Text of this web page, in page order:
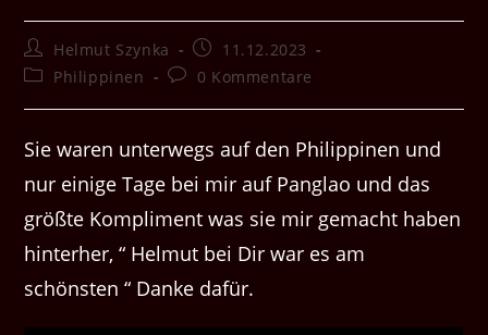
Beitrags-
Autor:
Helmut Szynka
Beitrag
veröffentlicht:
11.12.2023
Beitrags-
Philippinen
Beitrags-
0 Kommentare
Sie waren unterwegs auf den Philippinen und
nur einige Tage bei mir auf Panglao und das
größte Kompliment was sie mir gemacht haben
hinterher, “ Helmut bei Dir war es am
schönsten “ Danke dafür.